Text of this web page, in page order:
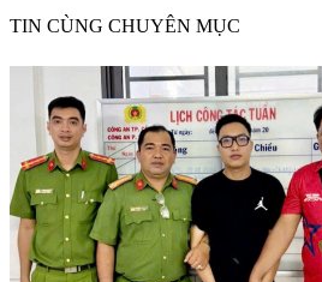
TIN CÙNG CHUYÊN MỤC